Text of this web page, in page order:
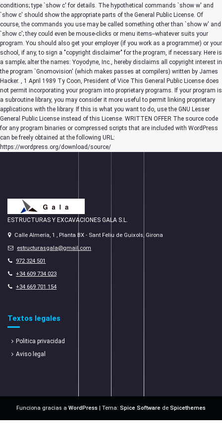
conditions; type `show c' for details. The hypothetical commands `show w' and
`show c' should show the appropriate parts of the General Public License. Of
course, the commands you use may be called something other than `show w' and
`show c'; they could even be mouse-clicks or menu items--whatever suits your
program. You should also get your employer (if you work as a programmer) or your
school, if any, to sign a "copyright disclaimer" for the program, if necessary. Here is
a sample; alter the names: Yoyodyne, Inc., hereby disclaims all copyright interest in
the program `Gnomovision' (which makes passes at compilers) written by James
Hacker. , 1 April 1989 Ty Coon, President of Vice This General Public License does
not permit incorporating your program into proprietary programs. If your program is
a subroutine library, you may consider it more useful to permit linking proprietary
applications with the library. If this is what you want to do, use the GNU Lesser
General Public License instead of this License. WRITTEN OFFER The source code
for any program binaries or compressed scripts that are included with WordPress
can be freely obtained at the following URL:
https://wordpress.org/download/source/
ESTRUCTURAS Y EXCAVACIONES GALA S.L.
Calle Almería, 1 , Planta BX - Sant Feliu de Guixols, Girona
estructurasgala@gmail.com
972 324 501
+34 609 734 023
+34 669 701 154
Textos legales
Politica privacidad
Aviso legal
Funciona gracias a WordPress | Tema: Spice Software de Spicethemes